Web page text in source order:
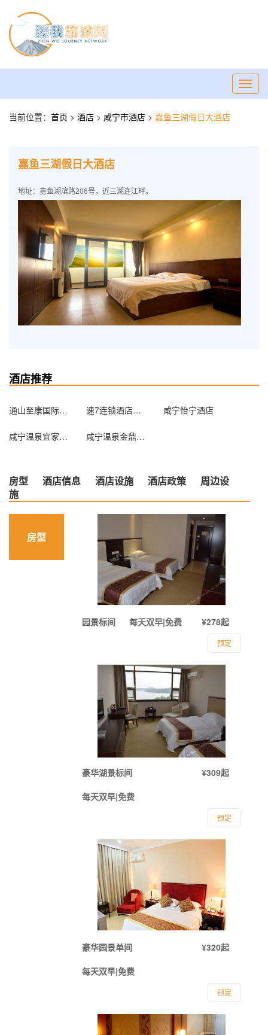
当前位置： 首页 > 酒店 > 咸宁市酒店 > 嘉鱼三湖假日大酒店
嘉鱼三湖假日大酒店
地址：嘉鱼湖滨路206号，近三湖连江畔。
酒店推荐
通山至康国际酒店 速7连锁酒店（咸宁店） 咸宁怡宁酒店
咸宁温泉宜家便捷酒店 咸宁温泉金鼎宾馆
房型 酒店信息 酒店设施 酒店政策
周边设
施
房型
园景标间 ¥278起
每天双早|免费
预定
豪华湖景标间
¥309起
每天双早|免费
预定
豪华园景单间
¥320起
每天双早|免费
预定